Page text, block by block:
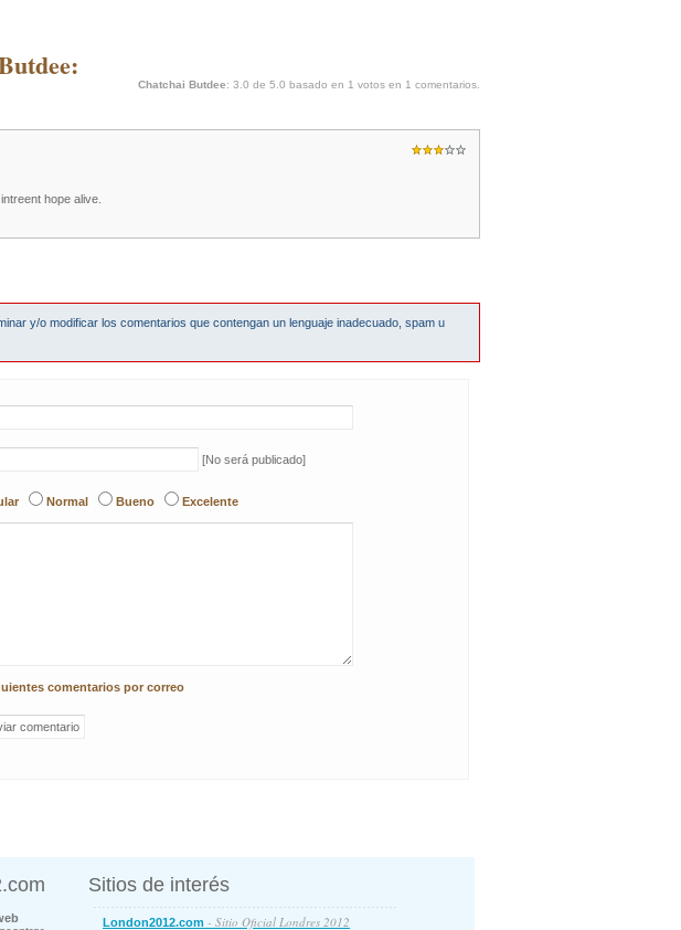
Chatchai Butdee: 3.0 de 5.0 basado en 1 votos en 1 comentarios.
hope alive.
y/o modificar los comentarios que contengan un lenguaje inadecuado, spam u
[No será publicado]
Normal Bueno Excelente
comentarios por correo
Sitios de interés
London2012.com - Sitio Oficial Londres 2012